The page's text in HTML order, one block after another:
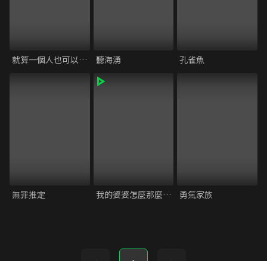
就算一個人也可以好好的吃飯 - 第一季 聽海湧 孔雀魚
無罪推定 我的婆婆怎麼那麼可愛2 勇氣家族